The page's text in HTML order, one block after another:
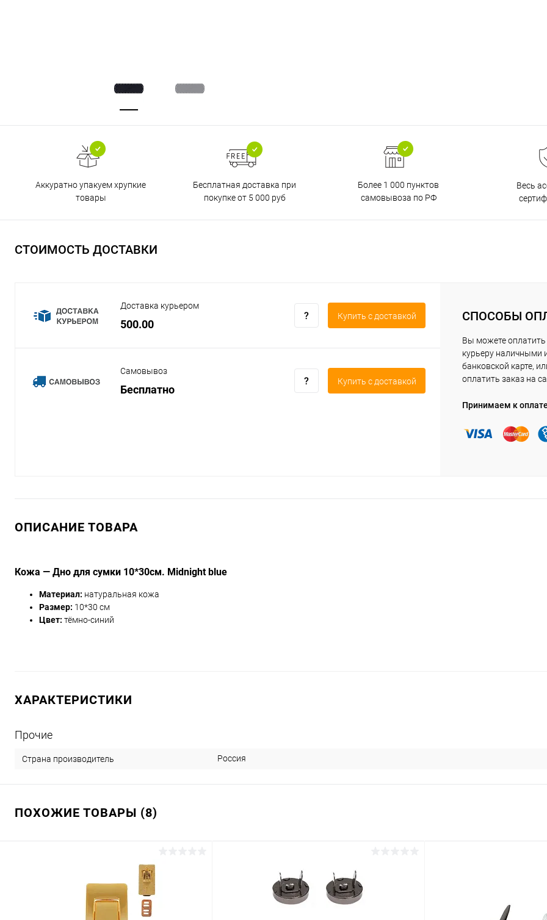
Аккуратно упакуем хрупкие
товары
Бесплатная доставка при
покупке от 5 000 руб
Более 1 000 пунктов
самовывоза по РФ
Весь
СТОИМОСТЬ ДОСТАВКИ
Доставка курьером
500.00
Купить c доставкой
Самовывоз
Бесплатно
Купить c доставкой
СПОСОБЫ
Вы можете оплатить
курьеру наличными
банковской карте,
оплатить заказ на
Принимаем к
ОПИСАНИЕ ТОВАРА
Кожа — Дно для сумки 10*30см. Midnight blue
Материал: натуральная кожа
Размер: 10*30 см
Цвет: тёмно-синий
ХАРАКТЕРИСТИКИ
Прочие
Страна производитель Россия
ПОХОЖИЕ ТОВАРЫ (8)